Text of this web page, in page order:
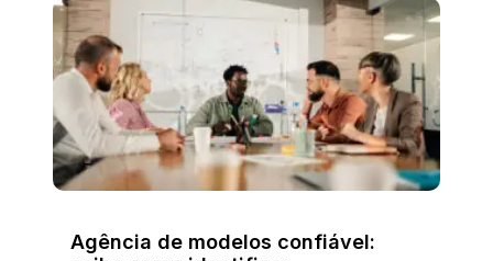
Agência de modelos confiável: